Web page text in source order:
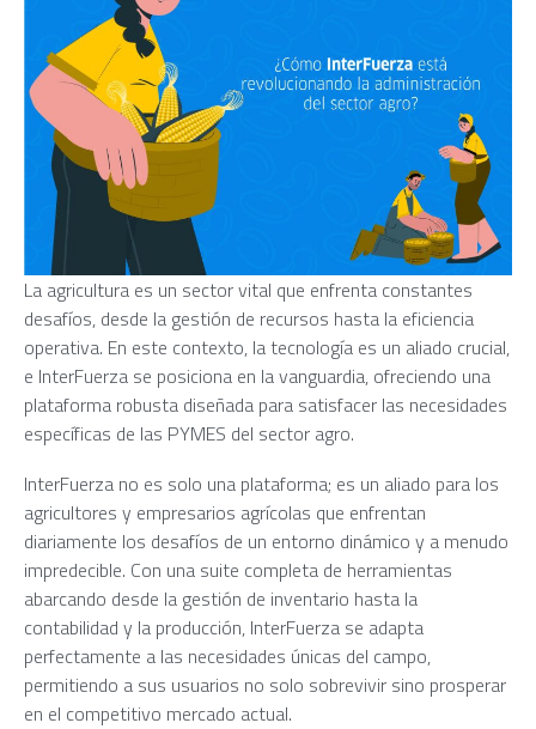
La agricultura es un sector vital que enfrenta constantes
desafíos, desde la gestión de recursos hasta la eficiencia
operativa. En este contexto, la tecnología es un aliado crucial,
e InterFuerza se posiciona en la vanguardia, ofreciendo una
plataforma robusta diseñada para satisfacer las necesidades
específicas de las PYMES del sector agro.
InterFuerza no es solo una plataforma; es un aliado para los
agricultores y empresarios agrícolas que enfrentan
diariamente los desafíos de un entorno dinámico y a menudo
impredecible. Con una suite completa de herramientas
abarcando desde la gestión de inventario hasta la
contabilidad y la producción, InterFuerza se adapta
perfectamente a las necesidades únicas del campo,
permitiendo a sus usuarios no solo sobrevivir sino prosperar
en el competitivo mercado actual.